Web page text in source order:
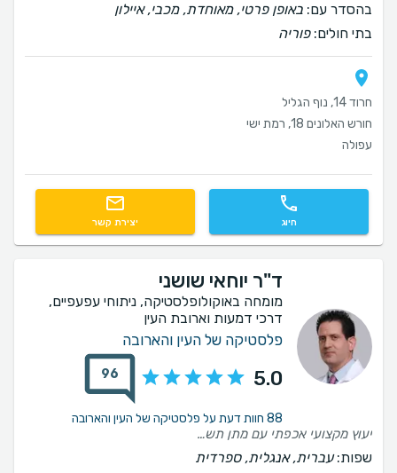
בהסדר עם: באופן פרטי, מאוחדת, מכבי, איילון
בתי חולים:פוריה
חרוד 14, נוף הגליל
חורש האלונים 18, רמת ישי
עפולה
חיוג יצירת קשר
ד"ר יוחאי שושני
מומחה באוקולופלסטיקה, ניתוחי עפעפיים,
דרכי דמעות וארובת העין
פלסטיקה של העין והארובה
5.0
96
88 חוות דעת על פלסטיקה של העין והארובה
יעוץ מקצועי אכפתי עם מתן תשובות לכל שאלה
שפות:עברית, אנגלית, ספרדית